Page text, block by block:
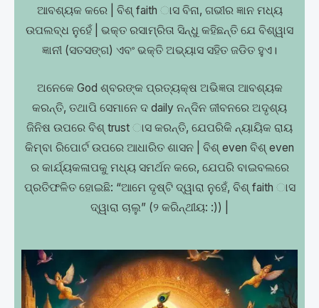
ଆବଶ୍ୟକ କରେ | ବିଶ୍ faith ାସ ବିନା, ଗଭୀର ଜ୍ଞାନ ମଧ୍ୟ
ଉପଲବ୍ଧ ନୁହେଁ | ଭକ୍ତ ରସାମ୍ରିତା ସିନ୍ଧୁ କହିଛନ୍ତି ଯେ ବିଶ୍ୱାସ
ଜ୍ଞାନୀ (ସତସଙ୍ଗ) ଏବଂ ଭକ୍ତି ଅଭ୍ୟାସ ସହିତ ଜଡିତ ହୁଏ।
ଅନେକେ God ଶ୍ବରଙ୍କ ପ୍ରତ୍ୟକ୍ଷ ଅଭିଜ୍ଞତା ଆବଶ୍ୟକ
କରନ୍ତି, ତଥାପି ସେମାନେ ଦ daily ନନ୍ଦିନ ଜୀବନରେ ଅଦୃଶ୍ୟ
ଜିନିଷ ଉପରେ ବିଶ୍ trust ାସ କରନ୍ତି, ଯେପରିକି ନ୍ୟାୟିକ ରାୟ
କିମ୍ବା ରିପୋର୍ଟ ଉପରେ ଆଧାରିତ ଶାସନ | ବିଶ୍ even ବିଶ୍ even
ର କାର୍ଯ୍ୟକଳାପକୁ ମଧ୍ୟ ସମର୍ଥନ କରେ, ଯେପରି ବାଇବଲରେ
ପ୍ରତିଫଳିତ ହୋଇଛି: “ଆମେ ଦୃଷ୍ଟି ଦ୍ୱାରା ନୁହେଁ, ବିଶ୍ faith ାସ
ଦ୍ୱାରା ଚାଲୁ” (୨ କରିନ୍ଥୀୟ: :)) |